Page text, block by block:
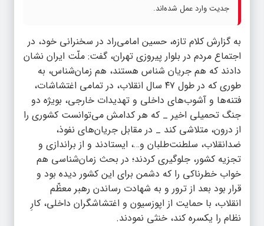
جدیت وارد عمل شده‌اند.
به گزارش کلام تازه، حسین امامی‌راد در سخنرانی خود، در
اجتماع مردم در بلوار پیروزی تهران، گفت: ملّت ایران نشان
دادند که هم جریان شناس هستند، هم زمان‌شناس، به‌
طوری که در طول ۴۷ سال انقلاب، در تمامی اغتشاشات،
فتنه‌ها و آشوب‌های داخلی و تهدیدات خارجی، بویژه دو
جنگ تحمیلی اخیر _ که هر کدامش می‌توانست کشوری را
از درون، متلاشی کند _ در مقابل جریان‌های نفوذ،
ضدانقلاب، سلطنت‌طلبان و…، ایستادند و از براندازی و
تجزیه کشور، جلوگیری کردند؛ در بحث زمان‌شناسی هم
خواب خطرناکی را که دشمن برای این کشور دیده بود و
قرار بود بعد از ترور و به شهادت رساندن رهبر معظّم
انقلاب، با حمایت از اپوزسيون و اغتشاشگران داخلی، کارِ
نظام را یکسره کند، خنثی نمودند.